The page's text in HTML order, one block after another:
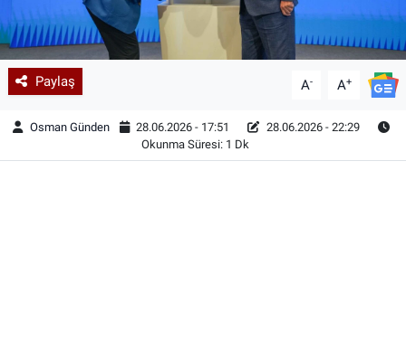
Paylaş A- A+
Osman Günden 28.06.2026 - 17:51
28.06.2026 - 22:29
Okunma Süresi: 1 Dk